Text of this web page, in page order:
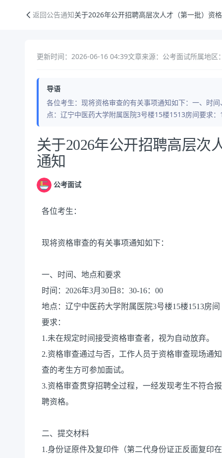
返回公告通知关于2026年公开招聘高层次人才（第一批）资
更新时间：2026-06-16 04:39文章来源：公考面试所属地区
导语
各位考生：现将资格审查的有关事项通知如下：一、时
点：辽宁中医药大学附属医院3号楼15楼1513房间要求
公告正文
关于2026年公开招聘高层次
通知
公考面试
各位考生：
现将资格审查的有关事项通知如下：
一、时间、地点和要求
时间：2026年3月30日8：30-16：00
地点：辽宁中医药大学附属医院3号楼15楼1513房间
要求：
1.未在规定时间接受资格审查者，视为自动放弃。
2.资格审查通过与否，工作人员于资格审查现场通
查的考生方可参加面试。
3.资格审查贯穿招聘全过程，一经发现考生不符合
聘资格。
二、提交材料
1.身份证原件及复印件（第二代身份证正反面复印